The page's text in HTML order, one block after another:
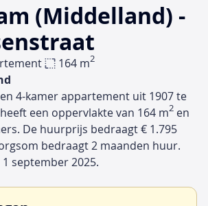
(Middelland) -
164 m2
4-kamer appartement uit 1907 te
een oppervlakte van 164 m2 en
De huurprijs bedraagt € 1.795
bedraagt 2 maanden huur.
september 2025.